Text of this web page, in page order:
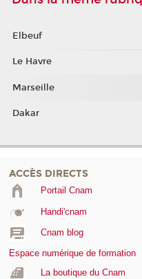
Elbeuf
Le Havre
Marseille
Dakar
ACCÈS DIRECTS
Portail Cnam
Handi'cnam
Cnam blog
Espace numérique de formation
La boutique du Cnam